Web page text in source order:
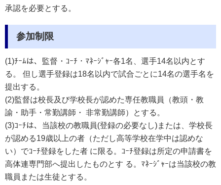
承認を必要とする。
参加制限
(1)ﾁｰﾑは、監督・ｺｰﾁ・ﾏﾈｰｼﾞｬｰ各1名、選手14名以内とす
る。 但し選手登録は18名以内で試合ごとに14名の選手名を
提出する。
(2)監督は校長及び学校長が認めた専任教職員（教頭・教
諭・助手・常勤講師・ 非常勤講師）とする。
(3)ｺｰﾁは、当該校の教職員(登録の必要なし)または、学校長
が認める19歳以上の者（ただし高等学校在学中は認めな
い）でｺｰﾁ登録をした者 に限る。ｺｰﾁ登録は所定の申請書を
高体連専門部へ提出したものとす る。ﾏﾈｰｼﾞｬｰは当該校の教
職員または生徒とする。